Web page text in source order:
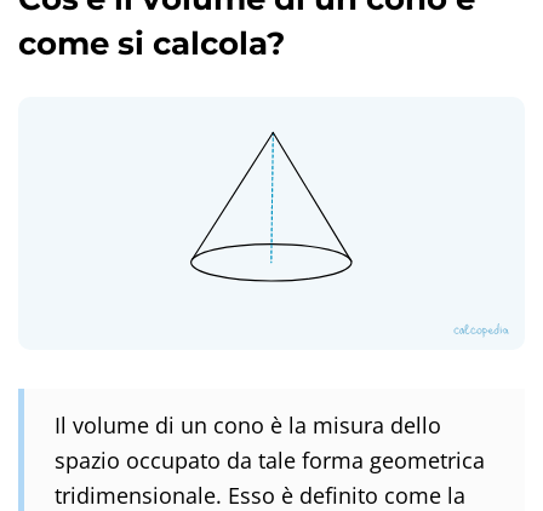
come si calcola?
Il volume di un cono è la misura dello
spazio occupato da tale forma geometrica
tridimensionale. Esso è definito come la